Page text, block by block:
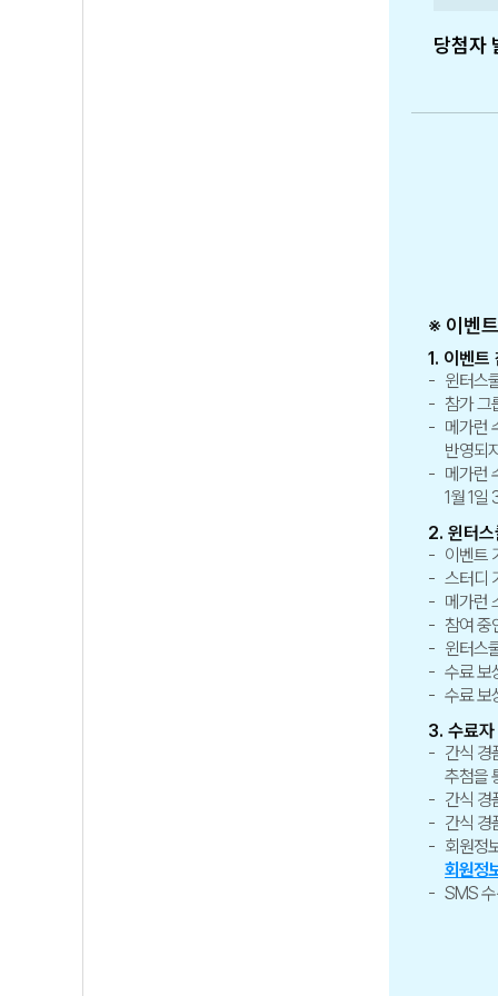
당첨자
※ 이벤
1. 이벤트
윈터스
참가 그
메가런
반영되
메가런
1월 1일
2. 윈터
이벤트
스터디
메가런
참여 중
윈터스
수료 보
수료 보
3. 수료
간식 경
추첨을
간식 경
간식 경
회원정
회원정
SMS